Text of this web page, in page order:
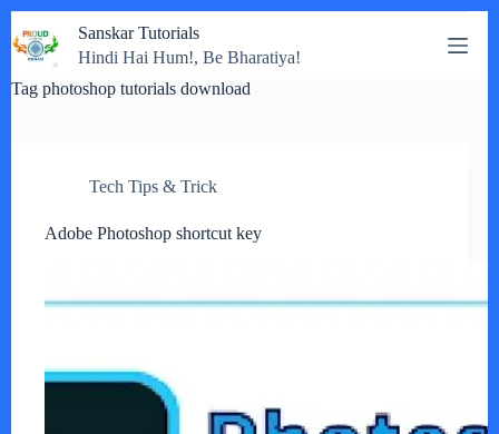
to
content
Sanskar Tutorials
Hindi Hai Hum!, Be Bharatiya!
Tag photoshop tutorials download
Tech Tips & Trick
Adobe Photoshop shortcut key